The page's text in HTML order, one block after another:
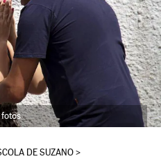
fotos
DE SUZANO